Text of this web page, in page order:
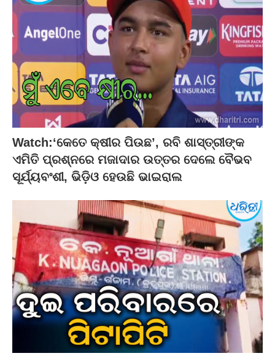
Watch:‘କେତେ କ୍ଷୀର ପିଉଛ’, ରବି ଶାସ୍ତ୍ରୀଙ୍କ
ଏମିତି ପ୍ରଶ୍ନରେ ମଜାଦାର ଉତ୍ତର ଦେଲେ ବୈଭବ
ସୂର୍ଯ୍ୟବଂଶୀ, ଭିଡ଼ିଓ ହେଉଛି ଭାଇରାଲ